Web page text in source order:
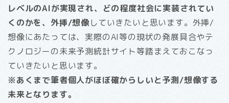
レベルのAIが実現され、どの程度社会に実装されてい
くのかを、外挿/想像していきたいと思います。外挿/
想像にあたっては、実際のAI等の現状の発展具合やテ
クノロジーの未来予測統計サイト等踏まえておこなっ
ていきたいと思います。
※あくまで筆者個人がほぼ確からしいと予測/想像する
未来となります。